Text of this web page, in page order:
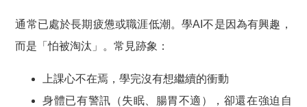
通常已處於長期疲憊或職涯低潮。學AI不是因為有興趣，
而是「怕被淘汰」。常見跡象：
上課心不在焉，學完沒有想繼續的衝動
身體已有警訊（失眠、腸胃不適），卻還在強迫自